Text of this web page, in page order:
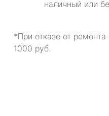
наличный или
*При отказе от
1000 руб.